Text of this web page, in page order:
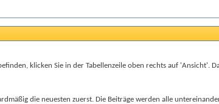
klicken Sie in der Tabellenzeile oben rechts auf 'Ansicht'.
die neuesten zuerst. Die Beiträge werden alle